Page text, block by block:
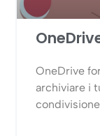
OneDrive
archiviare i
condivisione